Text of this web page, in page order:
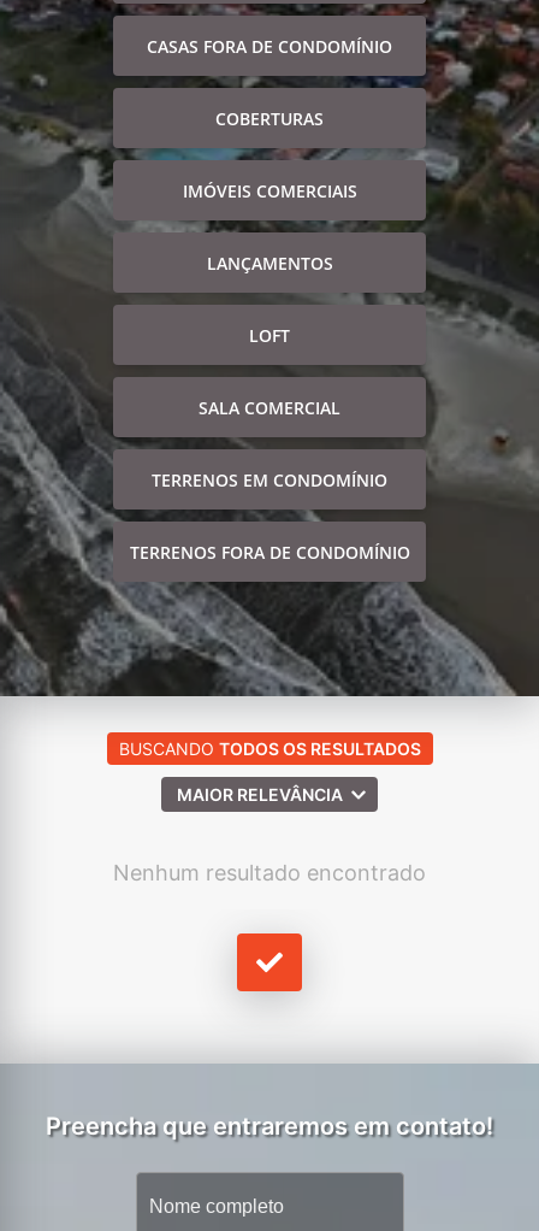
CASAS FORA DE CONDOMÍNIO
COBERTURAS
IMÓVEIS COMERCIAIS
LANÇAMENTOS
LOFT
SALA COMERCIAL
TERRENOS EM CONDOMÍNIO
TERRENOS FORA DE CONDOMÍNIO
BUSCANDO TODOS OS RESULTADOS
MAIOR RELEVÂNCIA
Nenhum resultado encontrado
Preencha que entraremos em contato!